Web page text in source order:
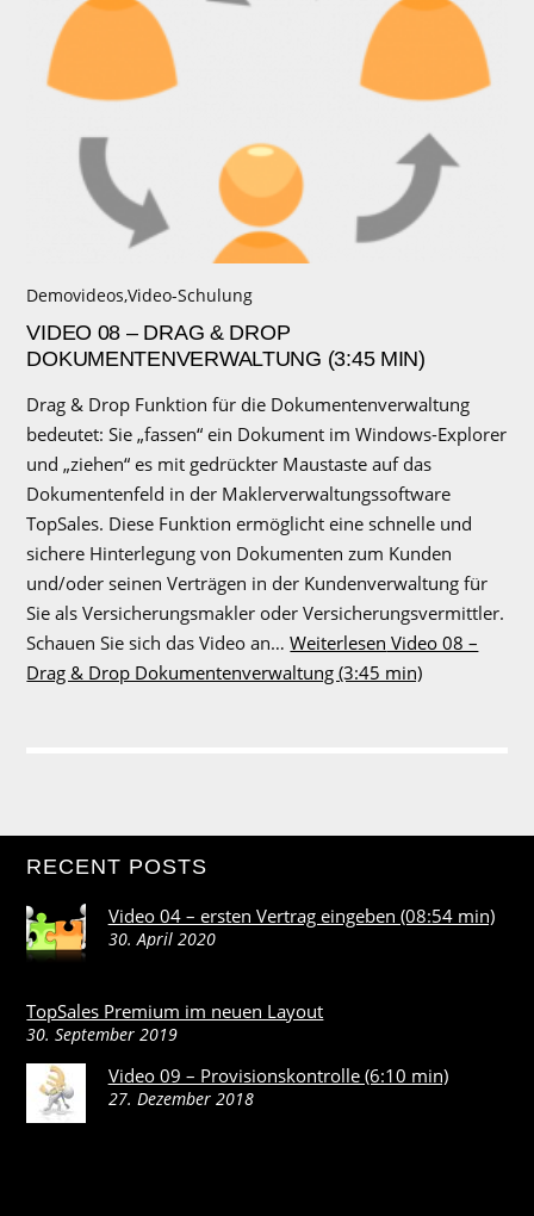
Demovideos,Video-Schulung
VIDEO 08 – DRAG & DROP
DOKUMENTENVERWALTUNG (3:45 MIN)
Drag & Drop Funktion für die Dokumentenverwaltung
bedeutet: Sie „fassen“ ein Dokument im Windows-Explorer
und „ziehen“ es mit gedrückter Maustaste auf das
Dokumentenfeld in der Maklerverwaltungssoftware
TopSales. Diese Funktion ermöglicht eine schnelle und
sichere Hinterlegung von Dokumenten zum Kunden
und/oder seinen Verträgen in der Kundenverwaltung für
Sie als Versicherungsmakler oder Versicherungsvermittler.
Schauen Sie sich das Video an…Weiterlesen Video 08 –
Drag & Drop Dokumentenverwaltung (3:45 min)
RECENT POSTS
Video 04 – ersten Vertrag eingeben (08:54 min)
30. April 2020
TopSales Premium im neuen Layout
30. September 2019
Video 09 – Provisionskontrolle (6:10 min)
27. Dezember 2018